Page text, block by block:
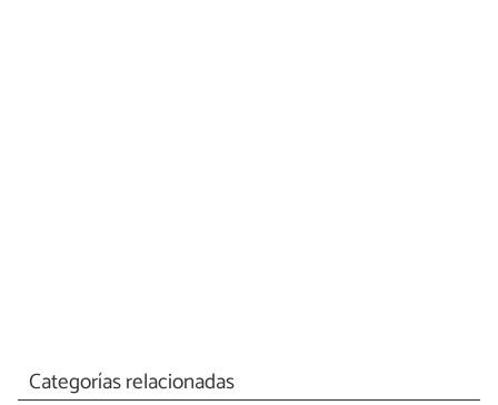
Categorías relacionadas